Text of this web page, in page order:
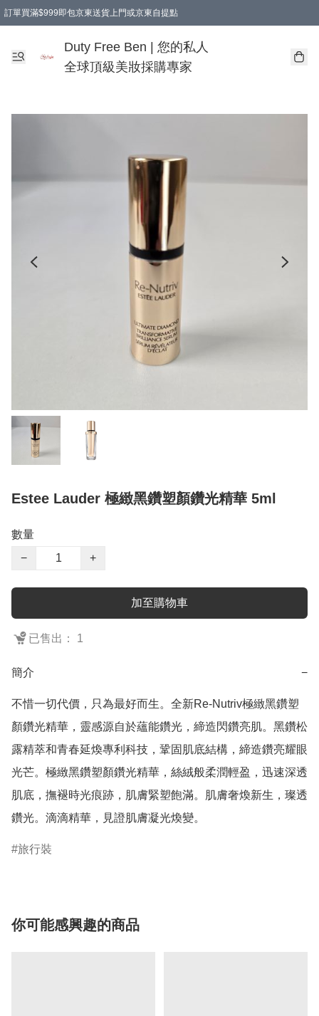
訂單買滿$999即包京東送貨上門或京東自提點
Duty Free Ben | 您的私人
全球頂級美妝採購專家
Estee Lauder 極緻黑鑽塑顏鑽光精華 5ml
數量
−
+
加至購物車
已售出： 1
簡介 −
不惜一切代價，只為最好而生。全新Re-Nutriv極緻黑鑽塑
顏鑽光精華，靈感源自於蘊能鑽光，締造閃鑽亮肌。黑鑽松
露精萃和青春延煥專利科技，鞏固肌底結構，締造鑽亮耀眼
光芒。極緻黑鑽塑顏鑽光精華，絲絨般柔潤輕盈，迅速深透
肌底，撫褪時光痕跡，肌膚緊塑飽滿。肌膚奢煥新生，璨透
鑽光。滴滴精華，見證肌膚凝光煥變。
旅行裝
你可能感興趣的商品